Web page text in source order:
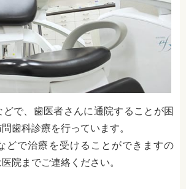
で、歯医者さんに通院することが困
歯科診療を行っています。
どで治療を受けることができますの
院までご連絡ください。